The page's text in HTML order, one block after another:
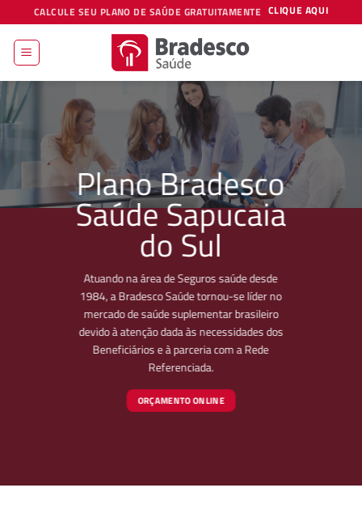
to
content
CALCULE SEU PLANO DE SAÚDE GRATUITAMENTE CLIQUE AQUI
Plano Bradesco
Saúde Sapucaia
do Sul
Atuando na área de Seguros saúde desde
1984, a Bradesco Saúde tornou-se líder no
mercado de saúde suplementar brasileiro
devido à atenção dada às necessidades dos
Beneficiários e à parceria com a Rede
Referenciada.
ORÇAMENTO ONLINE